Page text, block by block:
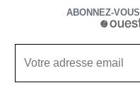
ABONNEZ-